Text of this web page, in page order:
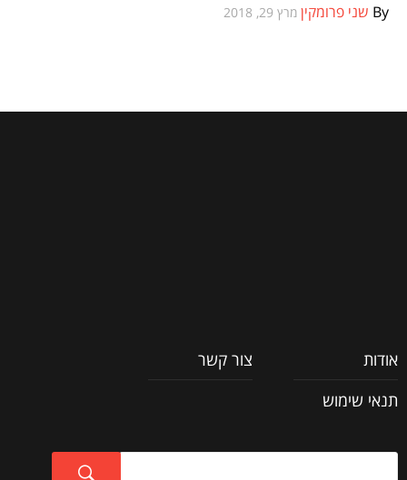
ביקורות משחקים
By שני פרומקין מרץ 29, 2018
אודות
צור קשר
תנאי שימוש